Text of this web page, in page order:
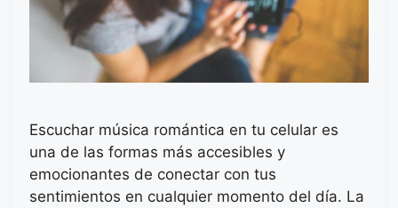
Escuchar música romántica en tu celular es
una de las formas más accesibles y
emocionantes de conectar con tus
sentimientos en cualquier momento del día. La